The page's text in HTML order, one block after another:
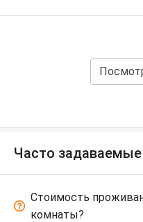
Часто
Стоимость
комнаты?